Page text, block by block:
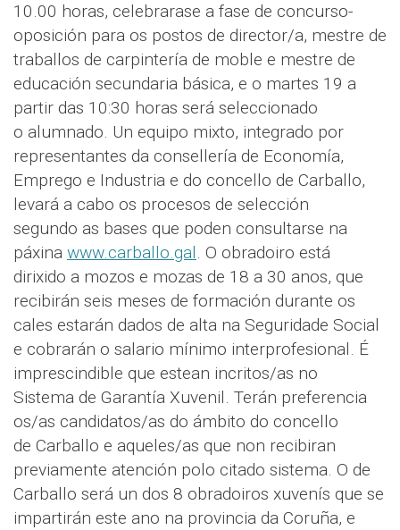
10.00 horas, celebrarase a fase de concurso-
oposición para os postos de director/a, mestre de
traballos de carpintería de moble e mestre de
educación secundaria básica, e o martes 19 a
partir das 10:30 horas será seleccionado
o alumnado. Un equipo mixto, integrado por
representantes da consellería de Economía,
Emprego e Industria e do concello de Carballo,
levará a cabo os procesos de selección
segundo as bases que poden consultarse na
páxina www.carballo.gal. O obradoiro está
dirixido a mozos e mozas de 18 a 30 anos, que
recibirán seis meses de formación durante os
cales estarán dados de alta na Seguridade Social
e cobrarán o salario mínimo interprofesional. É
imprescindible que estean incritos/as no
Sistema de Garantía Xuvenil. Terán preferencia
os/as candidatos/as do ámbito do concello
de Carballo e aqueles/as que non recibiran
previamente atención polo citado sistema. O de
Carballo será un dos 8 obradoiros xuvenís que se
impartirán este ano na provincia da Coruña, e